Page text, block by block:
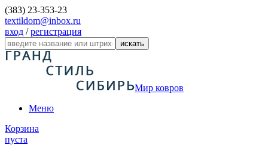
(383) 23-353-23
textildom@inbox.ru
вход /регистрация
искать
Мир ковров
Меню
Корзина
пуста